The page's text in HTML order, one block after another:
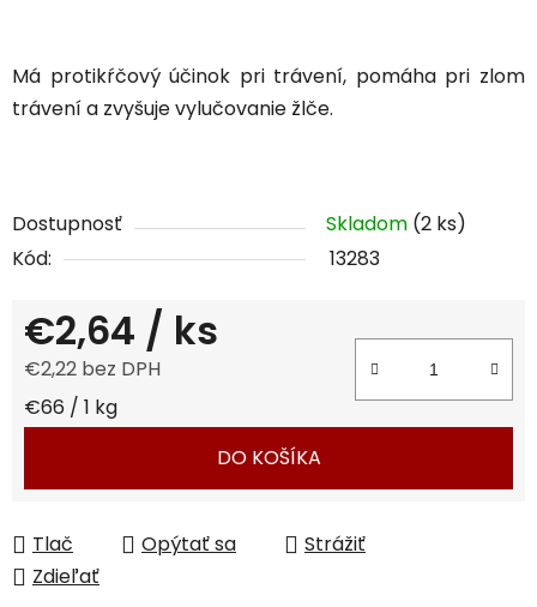
Má protikŕčový účinok pri trávení, pomáha pri zlom
trávení a zvyšuje vylučovanie žlče.
Dostupnosť Skladom (2 ks)
Kód:
13283
€2,64 / ks
€2,22 bez DPH
Jednotková cena:
€66 / 1 kg
DO KOŠÍKA
Tlač Opýtať sa
Strážiť
Zdieľať